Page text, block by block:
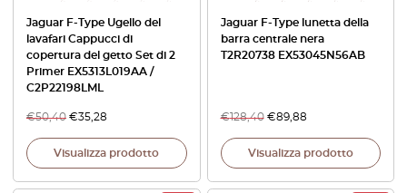
Jaguar F-Type Ugello del
lavafari Cappucci di
copertura del getto Set di 2
Primer EX5313L019AA /
C2P22198LML
€50,40 €35,28
Visualizza prodotto
Jaguar F-Type lunetta della
barra centrale nera
T2R20738 EX53045N56AB
€128,40 €89,88
Visualizza prodotto